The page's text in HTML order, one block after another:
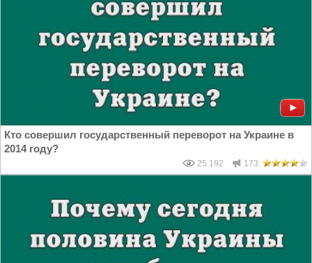
Кто совершил государственный переворот на Украине в
2014 году?
25 192 173